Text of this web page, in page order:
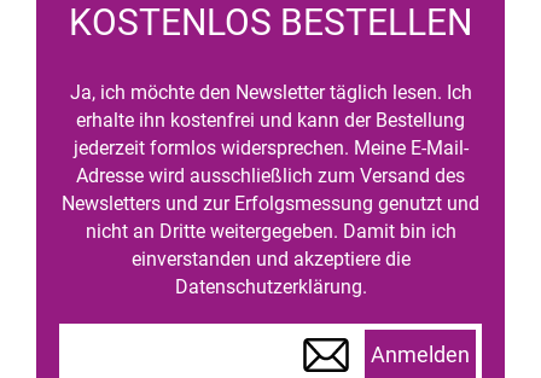
KOSTENLOS BESTELLEN
Ja, ich möchte den Newsletter täglich lesen. Ich
erhalte ihn kostenfrei und kann der Bestellung
jederzeit formlos widersprechen. Meine E-Mail-
Adresse wird ausschließlich zum Versand des
Newsletters und zur Erfolgsmessung genutzt und
nicht an Dritte weitergegeben. Damit bin ich
einverstanden und akzeptiere die
Datenschutzerklärung.
Anmelden